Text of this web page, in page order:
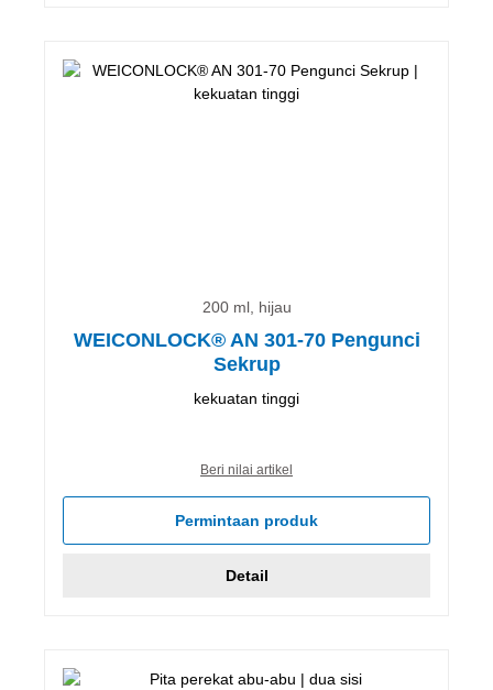
200 ml, hijau
WEICONLOCK® AN 301-70 Pengunci
Sekrup
kekuatan tinggi
Beri nilai artikel
Permintaan produk
Detail